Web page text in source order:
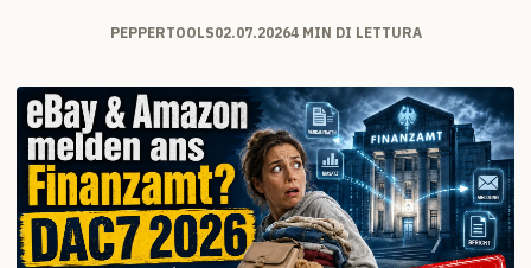
PEPPERTOOLS02.07.20264 MIN DI LETTURA